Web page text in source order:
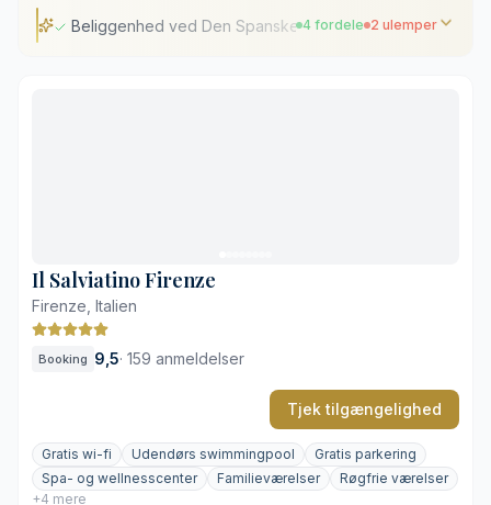
Beliggenhed ved Den Spanske Trappe
4 fordele 2 ulemper
Il Salviatino Firenze
Firenze, Italien
Booking 9,5· 159 anmeldelser
Tjek tilgængelighed
Gratis wi-fi Udendørs swimmingpool
Gratis parkering
Spa- og wellnesscenter
Familieværelser
Røgfrie værelser
+4 mere